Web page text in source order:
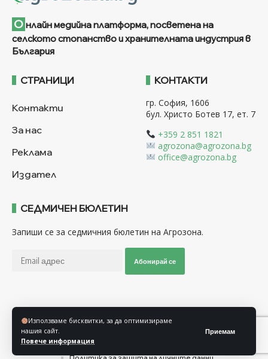
Използваме бисквитки, за да оптимизираме
нашия сайт.
Повече информация
Приемам
О нлайн медийна платформа, посветена на
селското стопанство и хранителната индустрия в
България
СТРАНИЦИ
Контакти
За нас
Реклама
Издател
КОНТАКТИ
гр. София, 1606
бул. Христо Ботев 17, ет. 7
+359 2 851 1821
agrozona@agrozona.bg
office@agrozona.bg
СЕДМИЧЕН БЮЛЕТИН
Запиши се за седмичния бюлетин на Агрозона.
Абонирай се
Общи условия
Политика за използване на “Бисквитки”